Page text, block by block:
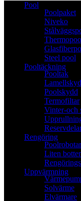
Pool
Poolpaket
Niveko
Steel pool
Pooltäckning
Pooltak
Poolskydd
Termofiltar
Vinter-och
Rengöring
Poolrobotar
Liten
Uppvärmning
Solvärme
Elvärmare